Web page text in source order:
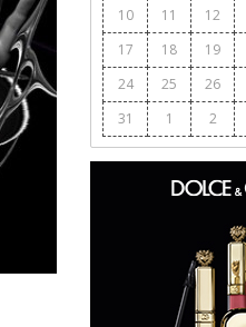
10
11 12
17
18 19
24
25 26
31
1 2